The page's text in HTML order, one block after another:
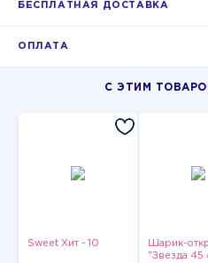
БЕСПЛАТНАЯ ДОСТАВКА
ОПЛАТА
С ЭТИМ
Sweet Хит - 10
Шарик-
"Звезда 45